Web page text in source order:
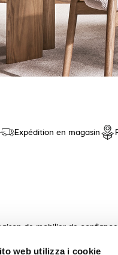
web utilizza i cookie
Expédition en magasin
de mobilier de
produits de haute qualité,